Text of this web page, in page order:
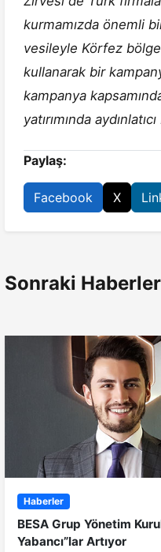
kurmamızda önemli
vesileyle Körfez
kullanarak bir
kampanya
yatırımında
Paylaş:
Facebook X
Sonraki Haberler
Haberler
BESA Grup Yönetim
Yabancı”lar Artıyor